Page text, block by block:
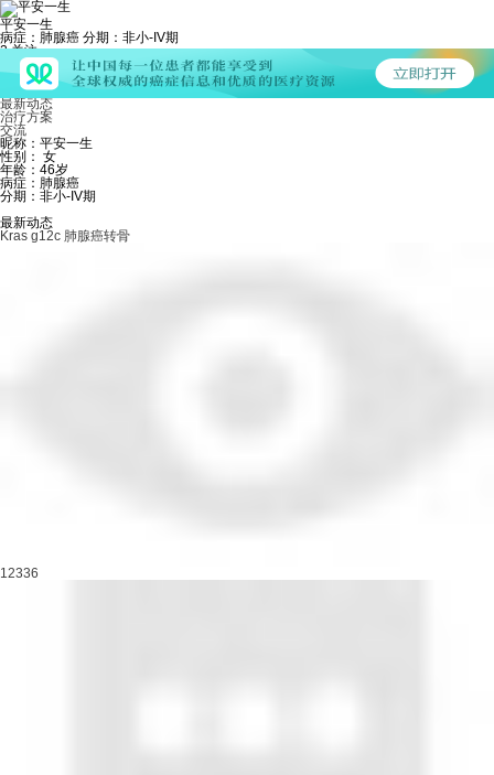
平安一生
病症：肺腺癌 分期：非小-IV期
2 关注
粉丝
1 发帖
个人主页
最新动态
治疗方案
交流
昵称：平安一生
性别： 女
年龄：46岁
病症：肺腺癌
分期：非小-IV期
最新动态
Kras g12c 肺腺癌转骨
12336